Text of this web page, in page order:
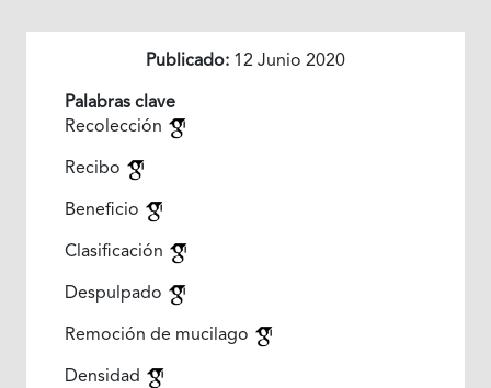
Publicado: 12 Junio 2020
Palabras clave
Recolección
Recibo
Beneficio
Clasificación
Despulpado
Remoción de mucilago
Densidad